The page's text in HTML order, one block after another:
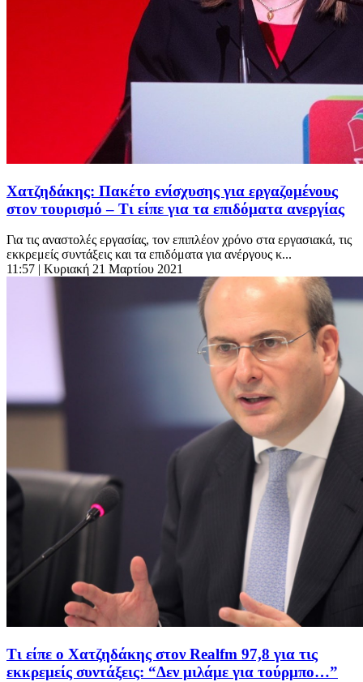
Χατζηδάκης: Πακέτο ενίσχυσης για εργαζομένους
στον τουρισμό – Τι είπε για τα επιδόματα ανεργίας
Για τις αναστολές εργασίας, τον επιπλέον χρόνο στα εργασιακά, τις
εκκρεμείς συντάξεις και τα επιδόματα για ανέργους κ...
11:57 | Κυριακή 21 Μαρτίου 2021
Τι είπε ο Χατζηδάκης στον Realfm 97,8 για τις
εκκρεμείς συντάξεις: “Δεν μιλάμε για τούρμπο…”